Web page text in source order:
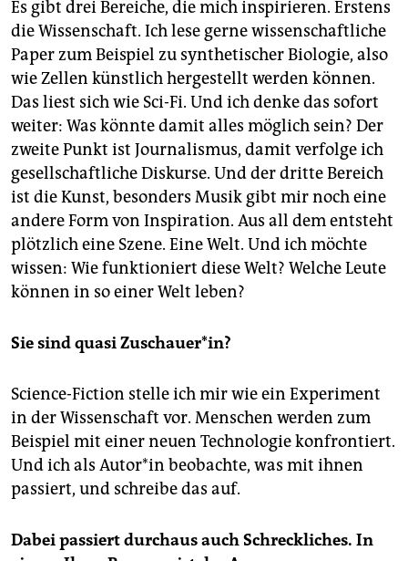
Es gibt drei Bereiche, die mich inspirieren. Erstens
die Wissenschaft. Ich lese gerne wissenschaftliche
Paper zum Beispiel zu synthetischer Biologie, also
wie Zellen künstlich hergestellt werden können.
Das liest sich wie Sci-Fi. Und ich denke das sofort
weiter: Was könnte damit alles möglich sein? Der
zweite Punkt ist Journalismus, damit verfolge ich
gesellschaftliche Diskurse. Und der dritte Bereich
ist die Kunst, besonders Musik gibt mir noch eine
andere Form von Inspiration. Aus all dem entsteht
plötzlich eine Szene. Eine Welt. Und ich möchte
wissen: Wie funktioniert diese Welt? Welche Leute
können in so einer Welt leben?
Sie sind quasi Zuschauer*in?
Science-Fiction stelle ich mir wie ein Experiment
in der Wissenschaft vor. Menschen werden zum
Beispiel mit einer neuen Technologie konfrontiert.
Und ich als Au­to­r*in beobachte, was mit ihnen
passiert, und schreibe das auf.
Dabei passiert durchaus auch Schreckliches. In